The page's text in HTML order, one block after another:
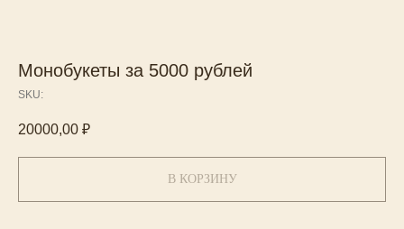
Монобукеты за 5000 рублей
SKU:
20000,00 ₽
В КОРЗИНУ